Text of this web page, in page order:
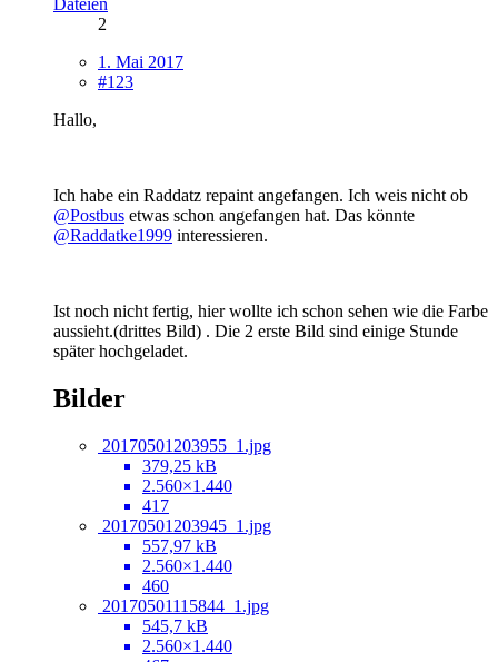
2
1. Mai 2017
#123
Hallo,
Ich habe ein Raddatz repaint angefangen. Ich weis nicht ob
@Postbus etwas schon angefangen hat. Das könnte
@Raddatke1999 interessieren.
Ist noch nicht fertig, hier wollte ich schon sehen wie die Farbe
aussieht.(drittes Bild) . Die 2 erste Bild sind einige Stunde
später hochgeladet.
Bilder
20170501203955_1.jpg
379,25 kB
2.560×1.440
417
20170501203945_1.jpg
557,97 kB
2.560×1.440
460
20170501115844_1.jpg
545,7 kB
2.560×1.440